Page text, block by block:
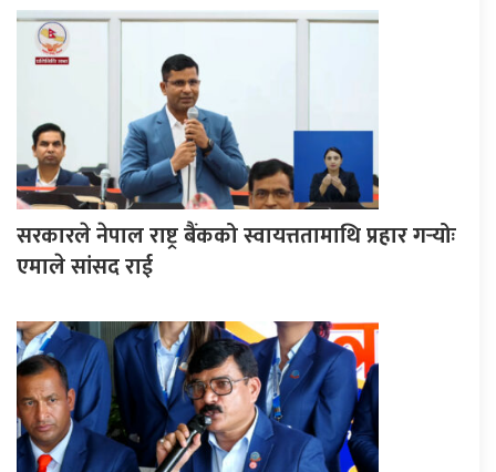
सरकारले नेपाल राष्ट्र बैंकको स्वायत्ततामाथि प्रहार गर्‍योः
एमाले सांसद राई